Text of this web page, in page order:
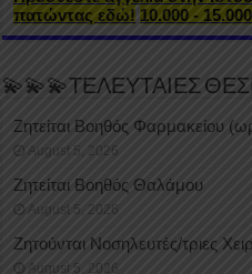
πατώντας εδώ! 10.000 -
💫💫💫ΤΕΛΕΥΤΑΙΕΣ
Ζητείται Βοηθός Φαρμακείου
August 5, 2026
Ζητείται Βοηθός Θαλάμου
August 5, 2026
Ζητούνται Νοσηλευτές/τριες
August 5, 2026